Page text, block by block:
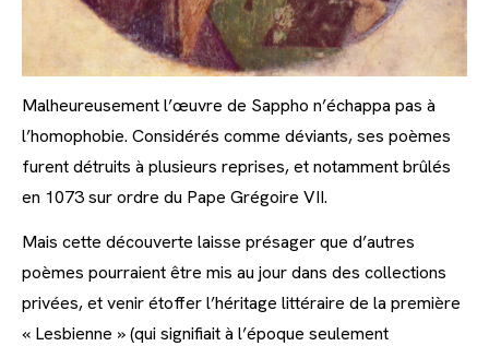
Malheureusement l’œuvre de Sappho n’échappa pas à
l’homophobie. Considérés comme déviants, ses poèmes
furent détruits à plusieurs reprises, et notamment brûlés
en 1073 sur ordre du Pape Grégoire VII.
Mais cette découverte laisse présager que d’autres
poèmes pourraient être mis au jour dans des collections
privées, et venir étoffer l’héritage littéraire de la première
« Lesbienne » (qui signifiait à l’époque seulement